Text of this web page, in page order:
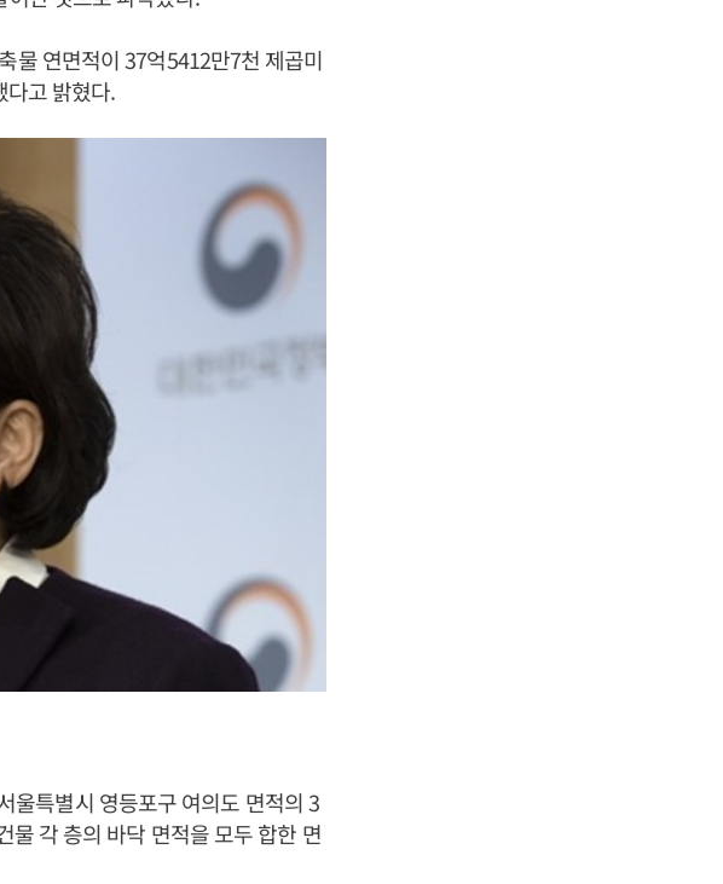
물 연면적이 37억5412만7천 제곱미
고 밝혔다.
울특별시 영등포구 여의도 면적의 3
각 층의 바닥 면적을 모두 합한 면